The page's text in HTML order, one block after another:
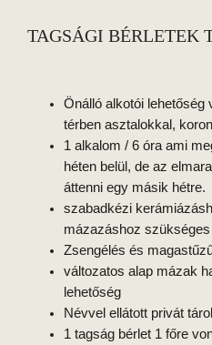
TAGSÁGI BÉRLETEK
Önálló alkotói lehetőség
térben asztalokkal,
1 alkalom / 6 óra ami
héten belül, de az
áttenni egy másik hétre.
szabadkézi
mázazáshoz
Zsengélés és
változatos alap mázak
lehetőség
Névvel ellátott privát
1 tagság bérlet 1 főre